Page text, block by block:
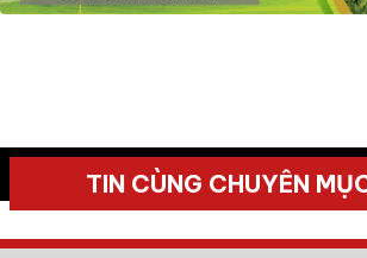
TIN CÙNG CHUYÊN